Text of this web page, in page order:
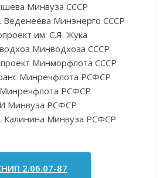
Минвуза СССР
Минэнерго СССР
им. С.Я. Жука
Минводхоза СССР
Минморфлота СССР
Минречфлота РСФСР
РСФСР
Минвуза РСФСР
Минвуза РСФСР
2.06.07-87